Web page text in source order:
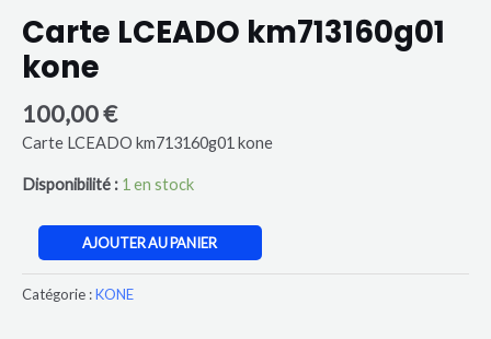
Carte LCEADO km713160g01
kone
100,00€
Carte LCEADO km713160g01 kone
Disponibilité : 1 en stock
Carte
LCEADO
km713160g01
AJOUTER AU PANIER
Catégorie :KONE